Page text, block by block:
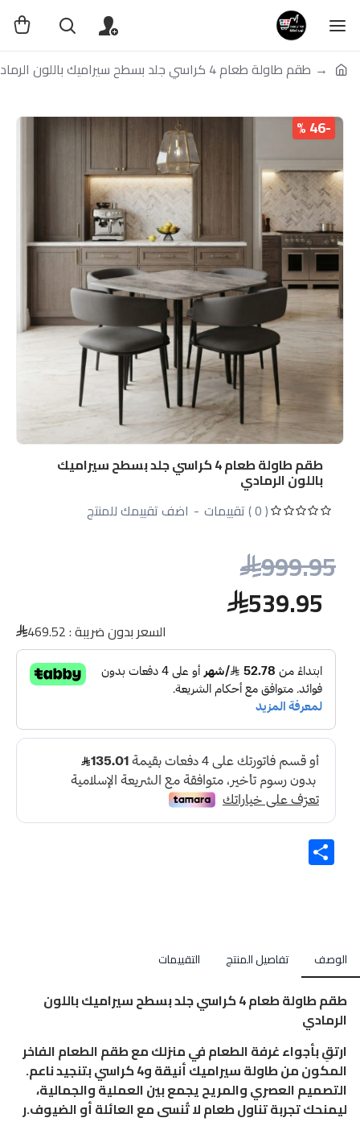
طقم طاولة طعام 4 كراسي جلد بسطح سيراميك باللون الرمادي
-46 %
طقم طاولة طعام 4 كراسي جلد بسطح سيراميك
باللون الرمادي
( 0 ) تقييمات
- اضف تقييمك للمنتج
539.95
999.95
السعر بدون ضريبة :469.52
Share
الوصف تفاصيل المنتج التقييمات
طقم طاولة طعام 4 كراسي جلد بسطح سيراميك باللون
الرمادي
ارتقِ بأجواء غرفة الطعام في منزلك مع طقم الطعام الفاخر
المكون من طاولة سيراميك أنيقة و4 كراسي بتنجيد ناعم.
التصميم العصري والمريح يجمع بين العملية والجمالية،
ليمنحك تجربة تناول طعام لا تُنسى مع العائلة أو الضيوف.ر